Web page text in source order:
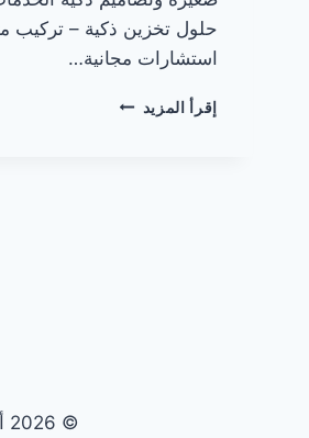
حلول تخزين ذكية – تركيب
استشارات مجانية…
إقرأ المزيد مطابخ
© 2026 أفضل مطابخ الرياض l مطابخ الرياض الأولى - قالب ووردبريس بواسطة